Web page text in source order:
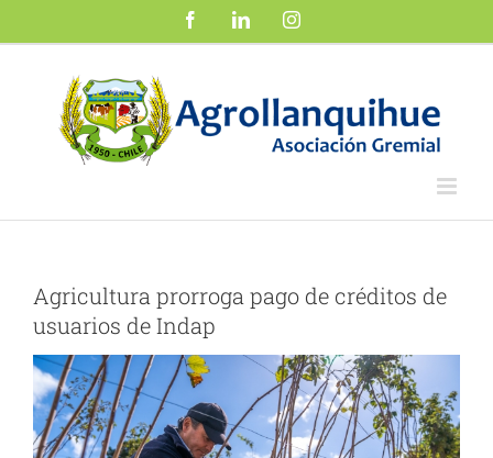
FacebookLinkedInInstagram
Agricultura prorroga pago de créditos de
usuarios de Indap
Ver
imagen
más
grande